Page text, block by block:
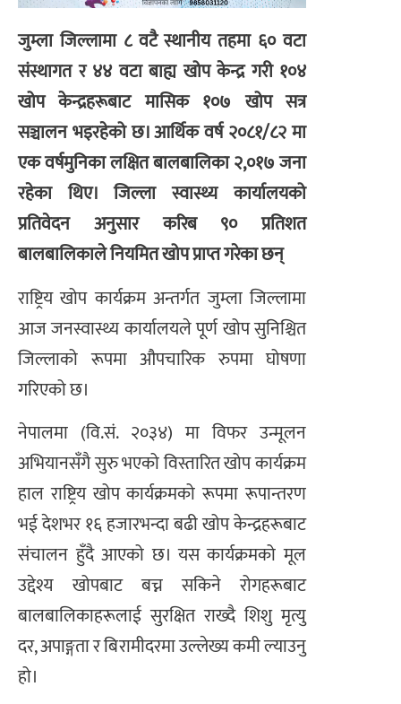
जुम्ला जिल्लामा ८ वटै स्थानीय तहमा ६० वटा
संस्थागत र ४४ वटा बाह्य खोप केन्द्र गरी १०४
खोप केन्द्रहरूबाट मासिक १०७ खोप सत्र
सञ्चालन भइरहेको छ। आर्थिक वर्ष २०८१/८२ मा
एक वर्षमुनिका लक्षित बालबालिका २,०१७ जना
रहेका थिए। जिल्ला स्वास्थ्य कार्यालयको
प्रतिवेदन अनुसार करिब ९० प्रतिशत
बालबालिकाले नियमित खोप प्राप्त गरेका छन्
राष्ट्रिय खोप कार्यक्रम अन्तर्गत जुम्ला जिल्लामा
आज जनस्वास्थ्य कार्यालयले पूर्ण खोप सुनिश्चित
जिल्लाको रूपमा औपचारिक रुपमा घोषणा
गरिएको छ।
नेपालमा (वि.सं. २०३४) मा विफर उन्मूलन
अभियानसँगै सुरु भएको विस्तारित खोप कार्यक्रम
हाल राष्ट्रिय खोप कार्यक्रमको रूपमा रूपान्तरण
भई देशभर १६ हजारभन्दा बढी खोप केन्द्रहरूबाट
संचालन हुँदै आएको छ। यस कार्यक्रमको मूल
उद्देश्य खोपबाट बच्न सकिने रोगहरूबाट
बालबालिकाहरूलाई सुरक्षित राख्दै शिशु मृत्यु
दर, अपाङ्गता र बिरामीदरमा उल्लेख्य कमी ल्याउनु
हो।